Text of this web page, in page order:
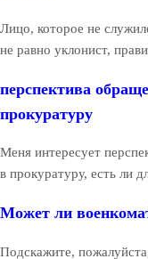
Лицо, которое не
не равно уклонист,
перспектива
прокуратуру
Меня интересует
в прокуратуру, есть ли
Может ли
Подскажите,